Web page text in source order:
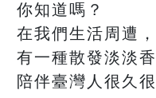
你知道嗎？
在我們生活周遭，
有一種散發淡淡香
陪伴臺灣人很久